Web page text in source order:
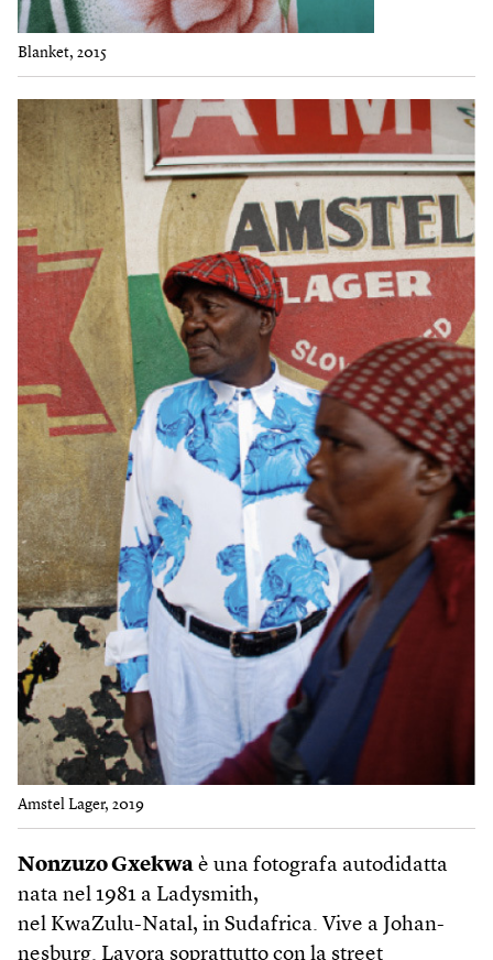
Blanket, 2015
Amstel Lager, 2019
Nonzuzo Gxekwa è una fotografa autodidatta
nata nel 1981 a Ladysmith,
nel KwaZulu-Natal, in Sudafrica. Vive a Johan­
nesburg. Lavora soprattutto con la street